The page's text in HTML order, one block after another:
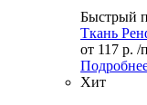
Быстрый
Ткань
от 117 р. /
Хит